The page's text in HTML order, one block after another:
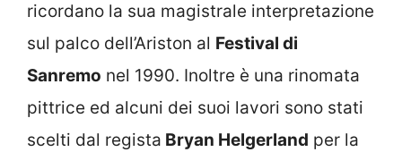
ricordano la sua magistrale interpretazione
sul palco dell’Ariston al Festival di
Sanremo nel 1990. Inoltre è una rinomata
pittrice ed alcuni dei suoi lavori sono stati
scelti dal regista Bryan Helgerland per la